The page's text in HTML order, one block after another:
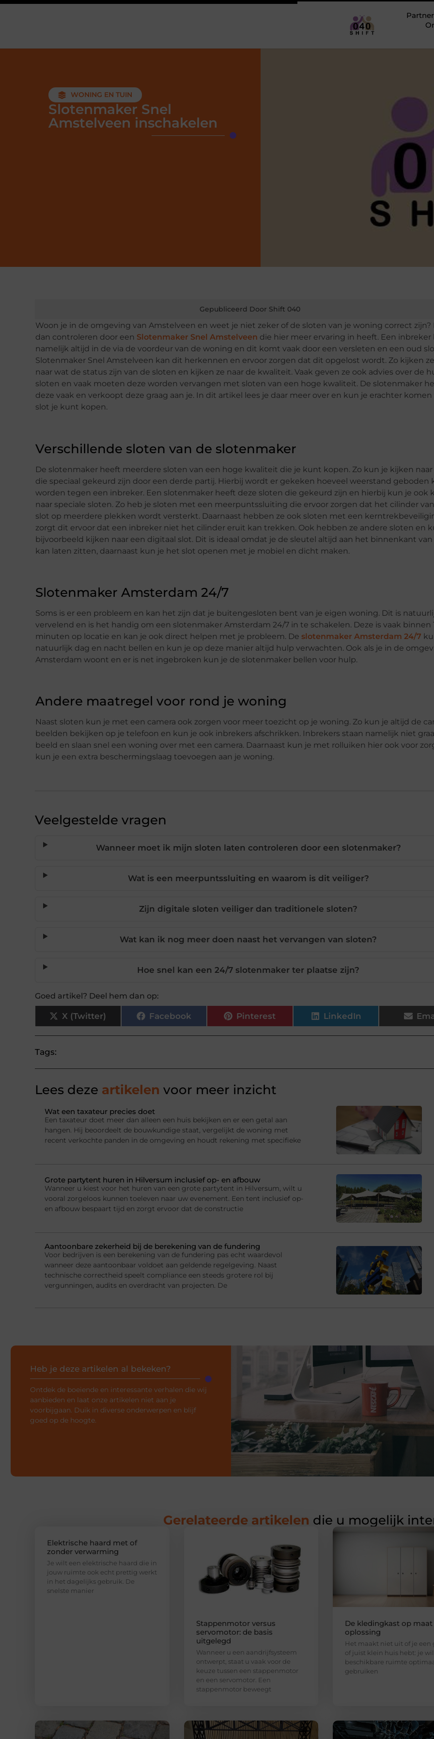
WONING EN TUIN
Slotenmaker Snel
Amstelveen inschakelen
Gepubliceerd Door Shift 040
Woon je in de omgeving van Amstelveen en weet je niet zeker of de sloten van je woning correct zijn?
dan controleren door een Slotenmaker Snel Amstelveen die hier meer ervaring in heeft. Een inbreker
namelijk altijd in de via de voordeur van de woning en dit komt vaak door een versleten en een oud
Slotenmaker Snel Amstelveen kan dit herkennen en ervoor zorgen dat dit opgelost wordt. Zo kijken
naar wat de status zijn van de sloten en kijken ze naar de kwaliteit. Vaak geven ze ook advies over de
sloten en vaak moeten deze worden vervangen met sloten van een hoge kwaliteit. De slotenmaker
deze vaak en verkoopt deze graag aan je. In dit artikel lees je daar meer over en kun je erachter
slot je kunt kopen.
Verschillende sloten van de slotenmaker
De slotenmaker heeft meerdere sloten van een hoge kwaliteit die je kunt kopen. Zo kun je kijken naar
die speciaal gekeurd zijn door een derde partij. Hierbij wordt er gekeken hoeveel weerstand geboden
worden tegen een inbreker. Een slotenmaker heeft deze sloten die gekeurd zijn en hierbij kun je ook
naar speciale sloten. Zo heb je sloten met een meerpuntssluiting die ervoor zorgen dat het cilinder
slot op meerdere plekken wordt versterkt. Daarnaast hebben ze ook sloten met een
zorgt dit ervoor dat een inbreker niet het cilinder eruit kan trekken. Ook hebben ze andere sloten en
bijvoorbeeld kijken naar een digitaal slot. Dit is ideaal omdat je de sleutel altijd aan het binnenkant
kan laten zitten, daarnaast kun je het slot openen met je mobiel en dicht maken.
Slotenmaker Amsterdam 24/7
Soms is er een probleem en kan het zijn dat je buitengesloten bent van je eigen woning. Dit is
vervelend en is het handig om een slotenmaker Amsterdam 24/7 in te schakelen. Deze is vaak binnen
minuten op locatie en kan je ook direct helpen met je probleem. De slotenmaker Amsterdam 24/7
natuurlijk dag en nacht bellen en kun je op deze manier altijd hulp verwachten. Ook als je in de
Amsterdam woont en er is net ingebroken kun je de slotenmaker bellen voor hulp.
Andere maatregel voor rond je woning
Naast sloten kun je met een camera ook zorgen voor meer toezicht op je woning. Zo kun je altijd de
beelden bekijken op je telefoon en kun je ook inbrekers afschrikken. Inbrekers staan namelijk niet
beeld en slaan snel een woning over met een camera. Daarnaast kun je met rolluiken hier ook voor
kun je een extra beschermingslaag toevoegen aan je woning.
Veelgestelde vragen
Wanneer moet ik mijn sloten laten controleren door een slotenmaker?
Wat is een meerpuntssluiting en waarom is dit veiliger?
Zijn digitale sloten veiliger dan traditionele sloten?
Wat kan ik nog meer doen naast het vervangen van sloten?
Hoe snel kan een 24/7 slotenmaker ter plaatse zijn?
Goed artikel? Deel hem dan op:
X (Twitter) Facebook Pinterest LinkedIn
Tags:
Lees deze artikelen voor meer inzicht
Wat een taxateur precies doet
Een taxateur doet meer dan alleen een huis bekijken en er een getal aan
hangen. Hij beoordeelt de bouwkundige staat, vergelijkt de woning met
recent verkochte panden in de omgeving en houdt rekening met specifieke
Grote partytent huren in Hilversum inclusief op- en afbouw
Wanneer u kiest voor het huren van een grote partytent in Hilversum, wilt u
vooral zorgeloos kunnen toeleven naar uw evenement. Een tent inclusief op-
en afbouw bespaart tijd en zorgt ervoor dat de constructie
Aantoonbare zekerheid bij de berekening van de fundering
Voor bedrijven is een berekening van de fundering pas echt waardevol
wanneer deze aantoonbaar voldoet aan geldende regelgeving. Naast
technische correctheid speelt compliance een steeds grotere rol bij
vergunningen, audits en overdracht van projecten. De
Heb je deze artikelen al bekeken?
Ontdek de boeiende en interessante verhalen die wij
aanbieden en laat onze artikelen niet aan je
voorbijgaan. Duik in diverse onderwerpen en blijf
goed op de hoogte.
Gerelateerde artikelen die u mogelijk
Elektrische haard met of
zonder verwarming
Je wilt een elektrische haard die in
jouw ruimte ook echt prettig werkt
in het dagelijks gebruik. De
snelste manier
Stappenmotor versus
servomotor: de basis
uitgelegd
Wanneer u een aandrijfsysteem
ontwerpt, staat u vaak voor de
keuze tussen een stappenmotor
en een servomotor. Een
stappenmotor beweegt
De kledingkast op maat
oplossing
Het maakt niet uit of je een
of juist klein huis hebt: je
beschikbare ruimte
gebruiken